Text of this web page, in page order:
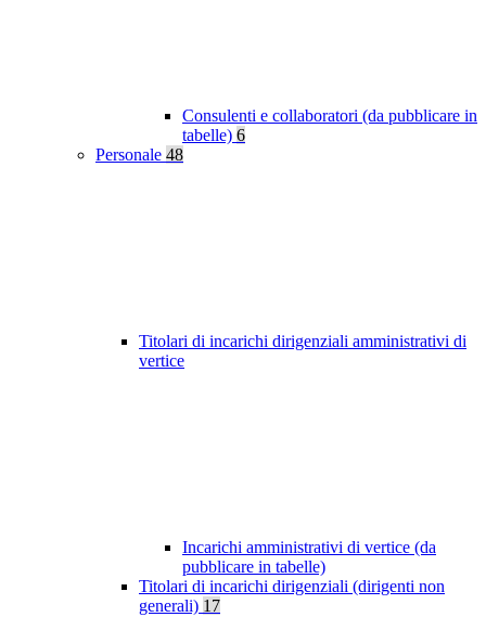
Consulenti e collaboratori (da pubblicare in
tabelle) 6
Personale 48
Titolari di incarichi dirigenziali amministrativi di
vertice
Incarichi amministrativi di vertice (da
pubblicare in tabelle)
Titolari di incarichi dirigenziali (dirigenti non
generali) 17